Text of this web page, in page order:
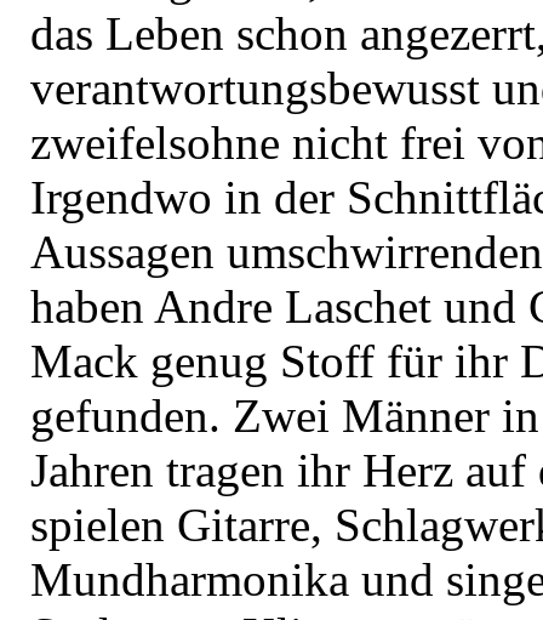
das Leben schon
verantwortungsbewusst
zweifelsohne nicht frei
Irgendwo in der
Aussagen
haben Andre Laschet und
Mack genug Stoff für ihr
gefunden. Zwei Männer
Jahren tragen ihr Herz auf
spielen Gitarre,
Mundharmonika und